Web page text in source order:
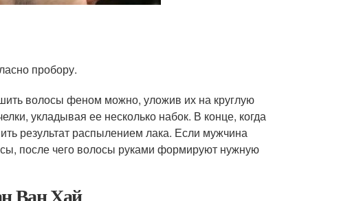
пробору.
волосы феном можно, уложив их на круглую
укладывая ее несколько набок. В конце, когда
результат распылением лака. Если мужчина
после чего волосы руками формируют нужную